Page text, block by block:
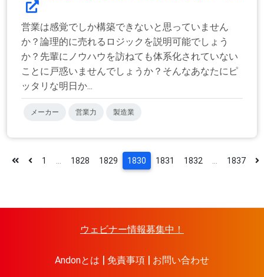
営業は感覚でしか構築できないと思っていません
か？論理的に売れるロジックを説明可能でしょう
か？先輩にノウハウを訪ねても体系化されていない
ことに戸惑いませんでしょうか？そんなあなたにピ
ッタリな明日か...
メーカー 営業力 製造業
1 ... 1828 1829 1830 1831 1832 ... 1837
ウェビナー情報募集中！
Andonとは 免責事項 お問い合わせ